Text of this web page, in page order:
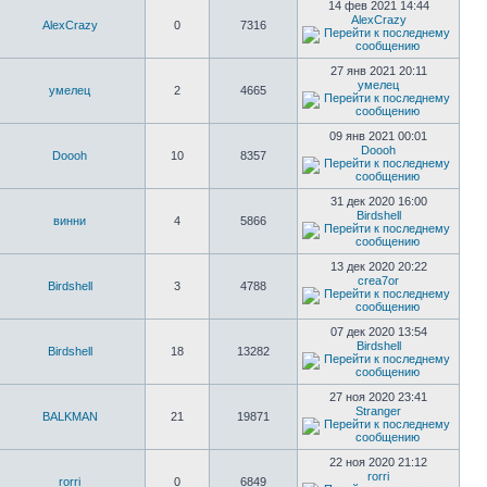
AlexCrazy 0 7316
14 фев 2021 14:44
AlexCrazy
умелец 2 4665
27 янв 2021 20:11
умелец
Doooh 10 8357
09 янв 2021 00:01
Doooh
винни 4 5866
31 дек 2020 16:00
Birdshell
Birdshell 3 4788
13 дек 2020 20:22
crea7or
Birdshell 18 13282
07 дек 2020 13:54
Birdshell
BALKMAN 21 19871
27 ноя 2020 23:41
Stranger
rorri 0 6849
22 ноя 2020 21:12
rorri